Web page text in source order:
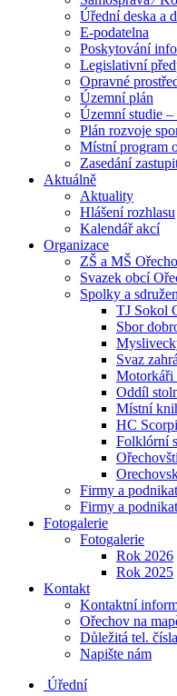
Úřední deska a
E-podatelna
Poskytování
Legislativní
Opravné
Územní plán
Územní studie
Plán rozvoje
Místní program
Zasedání
Aktuálně
Aktuality
Hlášení rozhlasu
Kalendář akcí
Organizace
ZŠ a MŠ
Svazek obcí
Spolky a
TJ Sokol
Sbor
Svaz
Motorkáři
Oddíl
Místní
HC
Folklórní
Firmy a
Firmy a
Fotogalerie
Fotogalerie
Rok 2026
Rok 2025
Kontakt
Kontaktní
Ořechov na
Důležitá tel.
Napište nám
Úřední